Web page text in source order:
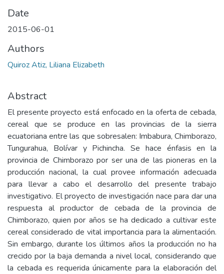
Date
2015-06-01
Authors
Quiroz Atiz, Liliana Elizabeth
Abstract
El presente proyecto está enfocado en la oferta de cebada,
cereal que se produce en las provincias de la sierra
ecuatoriana entre las que sobresalen: Imbabura, Chimborazo,
Tungurahua, Bolívar y Pichincha. Se hace énfasis en la
provincia de Chimborazo por ser una de las pioneras en la
producción nacional, la cual provee información adecuada
para llevar a cabo el desarrollo del presente trabajo
investigativo. El proyecto de investigación nace para dar una
respuesta al productor de cebada de la provincia de
Chimborazo, quien por años se ha dedicado a cultivar este
cereal considerado de vital importancia para la alimentación.
Sin embargo, durante los últimos años la producción no ha
crecido por la baja demanda a nivel local, considerando que
la cebada es requerida únicamente para la elaboración del